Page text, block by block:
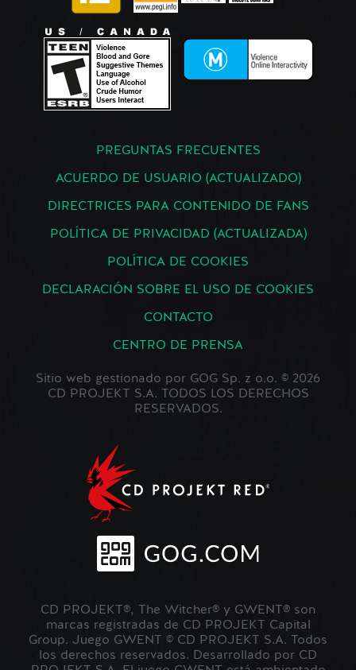
PREGUNTAS FRECUENTES
ACUERDO DE USUARIO (ACTUALIZADO)
DIRECTRICES PARA CONTENIDO DE FANS
POLÍTICA DE PRIVACIDAD (ACTUALIZADA)
POLÍTICA DE COOKIES
DECLARACIÓN SOBRE EL USO DE COOKIES
CONTACTO
CENTRO DE PRENSA
Sitio web gestionado por GOG Sp. z o.o. © 2026
CD PROJEKT S.A. TODOS LOS DERECHOS
RESERVADOS.
CD PROJEKT®, The Witcher® y GWENT® son
marcas registradas de CD PROJEKT Capital
Group. Juego GWENT © CD PROJEKT S.A. Todos
los derechos reservados. Desarrollado por CD